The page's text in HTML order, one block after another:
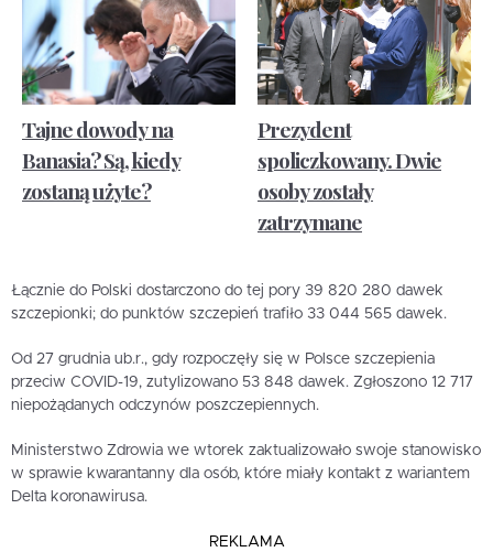
Tajne dowody na
Banasia? Są, kiedy
zostaną użyte?
Prezydent
spoliczkowany. Dwie
osoby zostały
zatrzymane
Łącznie do Polski dostarczono do tej pory 39 820 280 dawek
szczepionki; do punktów szczepień trafiło 33 044 565 dawek.
Od 27 grudnia ub.r., gdy rozpoczęły się w Polsce szczepienia
przeciw COVID-19, zutylizowano 53 848 dawek. Zgłoszono 12 717
niepożądanych odczynów poszczepiennych.
Ministerstwo Zdrowia we wtorek zaktualizowało swoje stanowisko
w sprawie kwarantanny dla osób, które miały kontakt z wariantem
Delta koronawirusa.
REKLAMA